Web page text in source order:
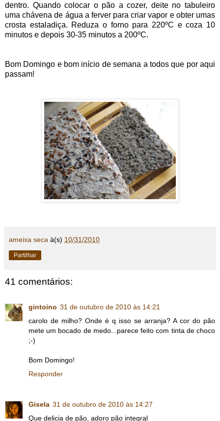
dentro. Quando colocar o pão a cozer, deite no tabuleiro
uma chávena de água a ferver para criar vapor e obter umas
crosta estaladiça. Reduza o forno para 220ºC e coza 10
minutos e depois 30-35 minutos a 200ºC.
Bom Domingo e bom início de semana a todos que por aqui
passam!
ameixa seca à(s) 10/31/2010
Partilhar
41 comentários:
gintoino 31 de outubro de 2010 às 14:21
carolo de milho? Onde é q isso se arranja? A cor do pão
mete um bocado de medo...parece feito com tinta de choco
;-)
Bom Domingo!
Responder
Gisela 31 de outubro de 2010 às 14:27
Que delicia de pão, adoro pão integral